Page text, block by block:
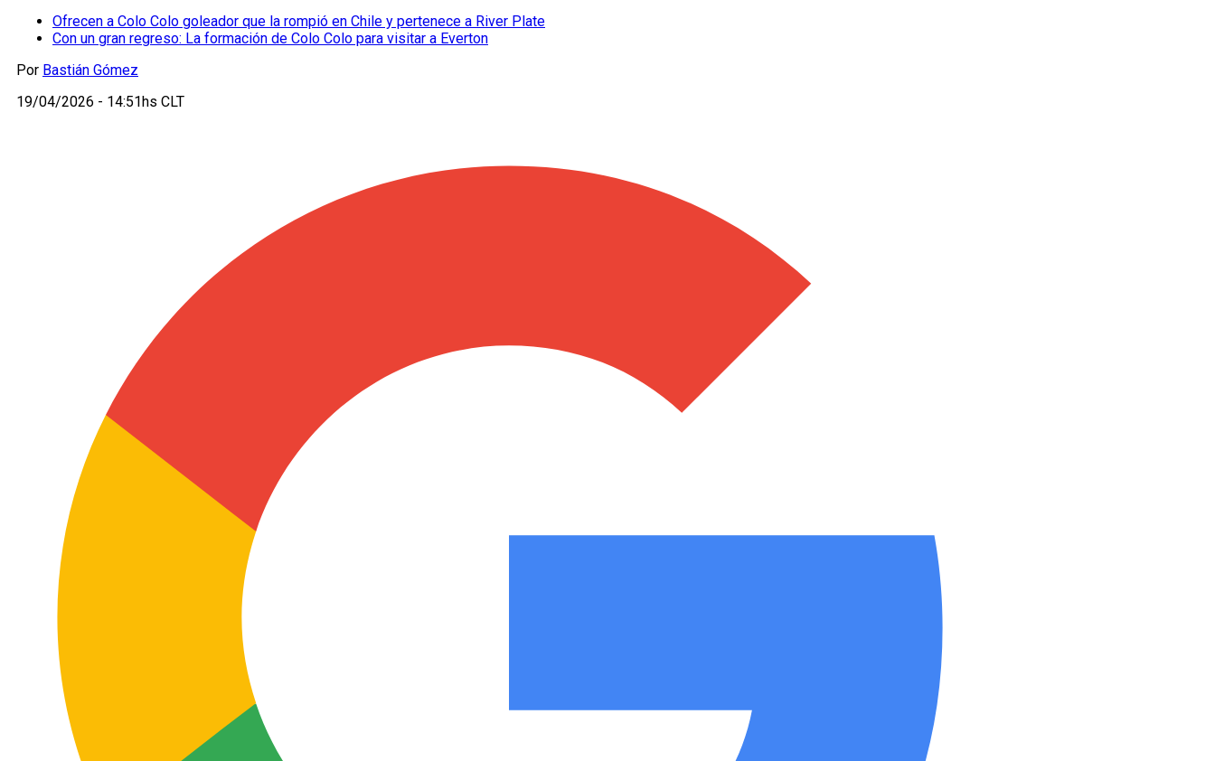
Ofrecen a Colo Colo goleador que la rompió en Chile y pertenece a River Plate
Con un gran regreso: La formación de Colo Colo para visitar a Everton
Por Bastián Gómez
19/04/2026 - 14:51hs CLT